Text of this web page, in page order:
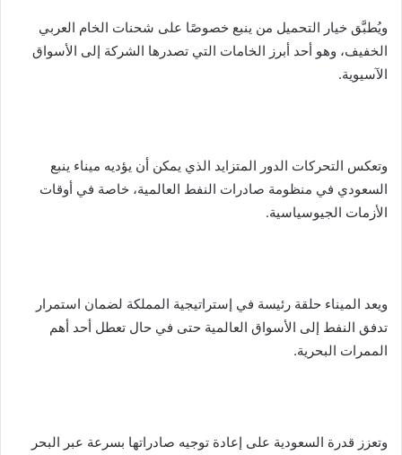
ويُطبَّق خيار التحميل من ينبع خصوصًا على شحنات الخام العربي
الخفيف، وهو أحد أبرز الخامات التي تصدرها الشركة إلى الأسواق
الآسيوية.
وتعكس التحركات الدور المتزايد الذي يمكن أن يؤديه ميناء ينبع
السعودي في منظومة صادرات النفط العالمية، خاصة في أوقات
الأزمات الجيوسياسية.
ويعد الميناء حلقة رئيسة في إستراتيجية المملكة لضمان استمرار
تدفق النفط إلى الأسواق العالمية حتى في حال تعطل أحد أهم
الممرات البحرية.
وتعزز قدرة السعودية على إعادة توجيه صادراتها بسرعة عبر البحر